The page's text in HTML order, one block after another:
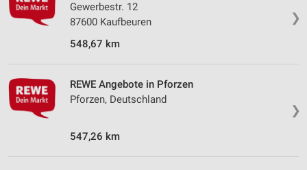
❯
Gewerbestr. 12
87600 Kaufbeuren
548,67 km
❯
REWE Angebote in Pforzen
Pforzen, Deutschland
547,26 km
Verwendung reduzierter Daten zur Auswahl von
Werbeanzeigen
Erstellung von Profilen für personalisierte
Verwendung von Profilen zur Auswahl
personalisierter Werbung
von Inhalten